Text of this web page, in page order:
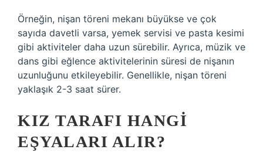
Örneğin, nişan töreni mekanı büyükse ve çok
sayıda davetli varsa, yemek servisi ve pasta kesimi
gibi aktiviteler daha uzun sürebilir. Ayrıca, müzik ve
dans gibi eğlence aktivitelerinin süresi de nişanın
uzunluğunu etkileyebilir. Genellikle, nişan töreni
yaklaşık 2-3 saat sürer.
KIZ TARAFI HANGI
EŞYALARI ALIR?